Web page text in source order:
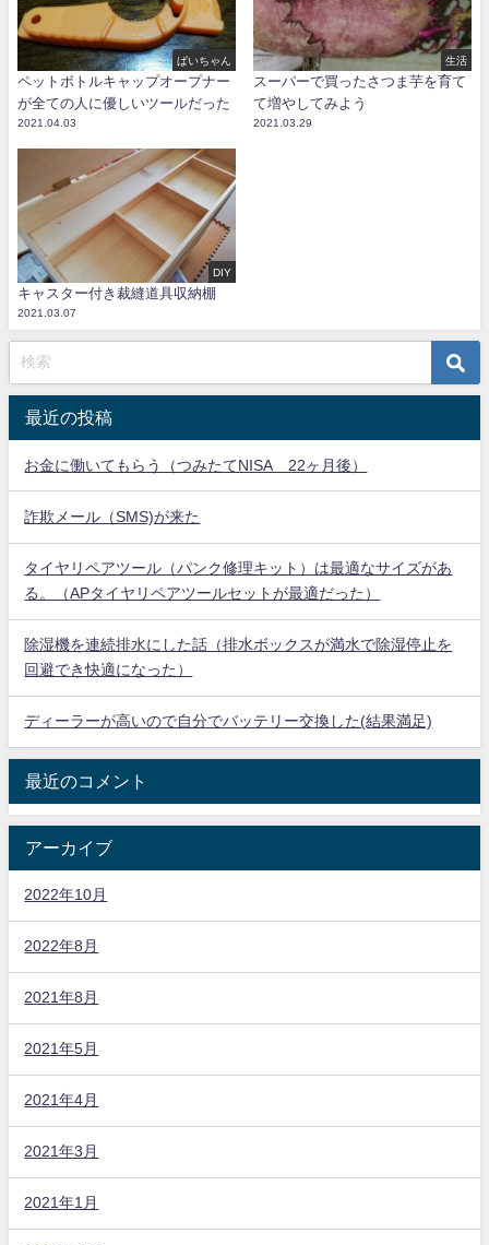
ぱいちゃん
ペットボトルキャップオープナー
が全ての人に優しいツールだった
2021.04.03
生活
スーパーで買ったさつま芋を育て
て増やしてみよう
2021.03.29
DIY
キャスター付き裁縫道具収納棚
2021.03.07
最近の投稿
お金に働いてもらう（つみたてNISA 22ヶ月後）
詐欺メール（SMS)が来た
タイヤリペアツール（パンク修理キット）は最適なサイズがあ
る。（APタイヤリペアツールセットが最適だった）
除湿機を連続排水にした話（排水ボックスが満水で除湿停止を
回避でき快適になった）
ディーラーが高いので自分でバッテリー交換した(結果満足)
最近のコメント
アーカイブ
2022年10月
2022年8月
2021年8月
2021年5月
2021年4月
2021年3月
2021年1月